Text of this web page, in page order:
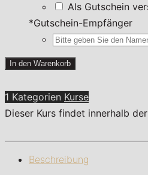
Als Gutschein
*Gutschein-Empfänger
One
in
Bangkok
In den Warenkorb
1 Kategorien Kurse
Dieser Kurs findet innerhalb
Beschreibung